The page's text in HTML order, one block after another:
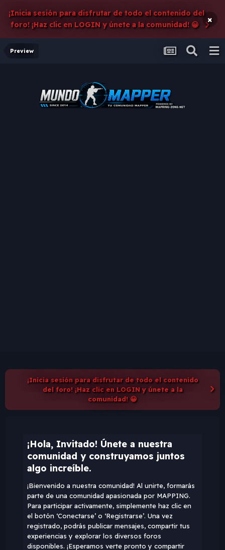
¡Inicia sesión para disfrutar de todo el contenido del
foro! ¡Haz clic en LOGIN y únete a la comunidad! 😀
×
Preview
¡Inicia sesión para disfrutar de todo el contenido
del foro! ¡Haz clic en LOGIN y únete a la
comunidad! 😀
¡Hola, Invitado! Únete a nuestra
comunidad y construyamos juntos
algo increíble.
¡Bienvenido a nuestra comunidad! Al unirte, formarás
parte de una comunidad apasionada por MAPPING.
Para participar activamente, simplemente haz clic en
el botón ‘Conectarse’ o ‘Registrarse’. Una vez
registrado, podrás publicar mensajes, compartir tus
experiencias y explorar los diversos foros
disponibles. ¡Esperamos verte pronto y compartir